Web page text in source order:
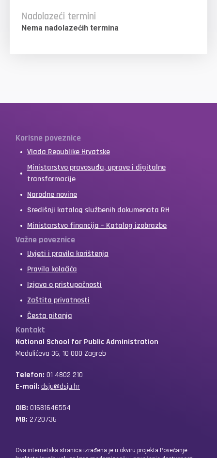
Nadolazeći termini
Nema nadolazećih termina
Korisne poveznice
Vlada Republike Hrvatske
Ministarstvo pravosuđa, uprave i digitalne
transformacije
Narodne novine
Središnji katalog službenih dokumenata RH
Ministarstvo financija – Katalog izobrazbe
Važne poveznice
Uvjeti i pravila korištenja
Pravila kolačića
Izjava o pristupačnosti
Zaštita privatnosti
Česta pitanja
Kontakt
National School for Public Administration
Medulićeva 36, 10 000 Zagreb
Telefon: 01 4802 210
E-mail: dsju@dsju.hr
OIB: 01681646554
MB: 2720736
Ova internetska stranica izrađena je u okviru projekta Povećanje